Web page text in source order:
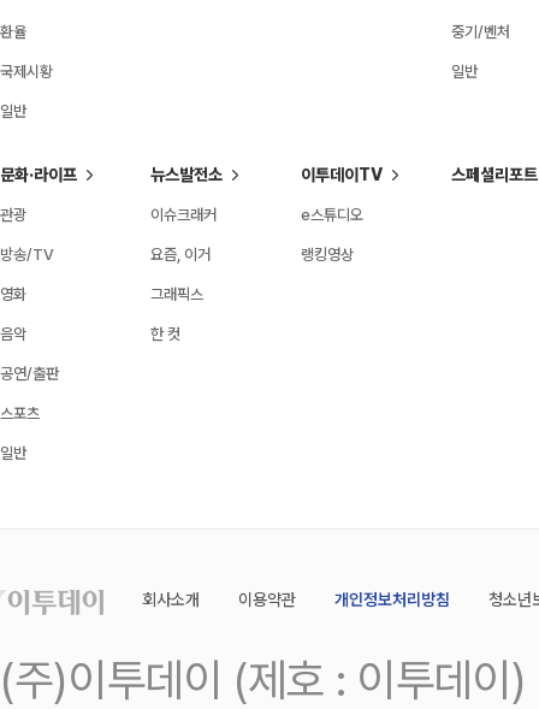
환율
국제시황
일반
중기/벤처
일반
문화·라이프
관광
방송/TV
영화
음악
공연/출판
스포츠
일반
뉴스발전소
이슈크래커
요즘, 이거
그래픽스
한 컷
이투데이TV
e스튜디오
랭킹영상
스페셜리포트
회사소개 이용약관 개인정보처리방침 청소년
(주)이투데이 (제호 : 이투데